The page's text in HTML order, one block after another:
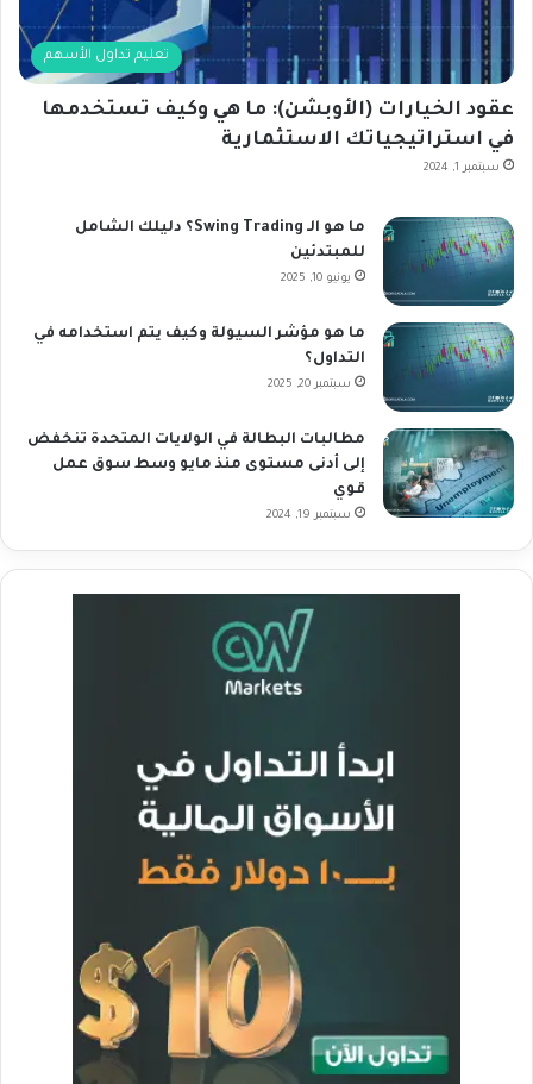
تعليم تداول الأسهم
عقود الخيارات (الأوبشن): ما هي وكيف تستخدمها
في استراتيجياتك الاستثمارية
سبتمبر 1, 2024
ما هو الـ Swing Trading؟ دليلك الشامل
للمبتدئين
يونيو 10, 2025
ما هو مؤشر السيولة وكيف يتم استخدامه في
التداول؟
سبتمبر 20, 2025
مطالبات البطالة في الولايات المتحدة تنخفض
إلى أدنى مستوى منذ مايو وسط سوق عمل
قوي
سبتمبر 19, 2024